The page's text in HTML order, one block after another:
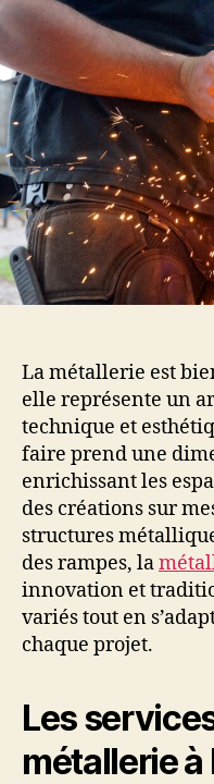
La métallerie est
elle représente un
technique et
faire prend une
enrichissant les
des créations sur
structures
des rampes, la
innovation et
variés tout en
chaque projet.
Les
métallerie